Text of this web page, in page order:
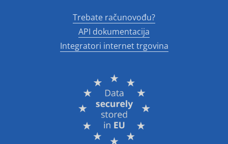
Trebate računovođu?
API dokumentacija
Integratori internet trgovina